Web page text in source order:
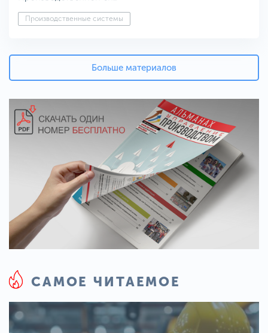
Производственные системы
Больше материалов
САМОЕ ЧИТАЕМОЕ